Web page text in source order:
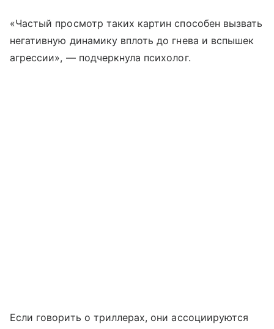
«Частый просмотр таких картин способен вызвать
негативную динамику вплоть до гнева и вспышек
агрессии», — подчеркнула психолог.
Если говорить о триллерах, они ассоциируются